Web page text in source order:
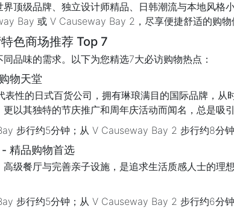
顶级品牌、独立设计师精品、日韩潮流与本地风格
Bay 或 V Causeway Bay 2，尽享便捷舒适的购物
色商场推荐 Top 7
品味的需求。以下为您精选7大必访购物热点：
物天堂
表性的日式百货公司，拥有琳琅满目的国际品牌，从
以其独特的节庆推广和周年庆活动而闻名，总是吸引
步行约5分钟；从 V Causeway Bay 2 步行约8分钟
精品购物首选
级餐厅与完善亲子设施，是追求生活质感人士的理
步行约5分钟；从 V Causeway Bay 2 步行约6分钟